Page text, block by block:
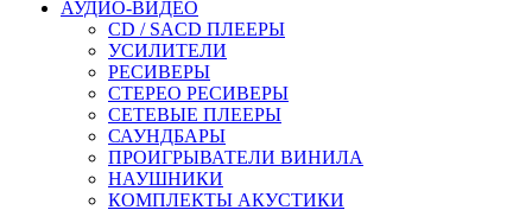
АУДИО-ВИДЕО
CD / SACD ПЛЕЕРЫ
УСИЛИТЕЛИ
РЕСИВЕРЫ
СТЕРЕО РЕСИВЕРЫ
СЕТЕВЫЕ ПЛЕЕРЫ
САУНДБАРЫ
ПРОИГРЫВАТЕЛИ ВИНИЛА
НАУШНИКИ
КОМПЛЕКТЫ АКУСТИКИ